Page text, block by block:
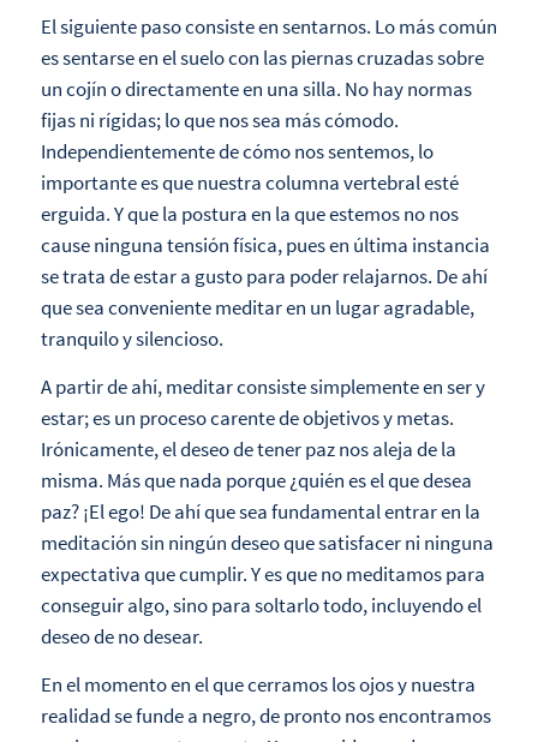
El siguiente paso consiste en sentarnos. Lo más común
es sentarse en el suelo con las piernas cruzadas sobre
un cojín o directamente en una silla. No hay normas
fijas ni rígidas; lo que nos sea más cómodo.
Independientemente de cómo nos sentemos, lo
importante es que nuestra columna vertebral esté
erguida. Y que la postura en la que estemos no nos
cause ninguna tensión física, pues en última instancia
se trata de estar a gusto para poder relajarnos. De ahí
que sea conveniente meditar en un lugar agradable,
tranquilo y silencioso.
A partir de ahí, meditar consiste simplemente en ser y
estar; es un proceso carente de objetivos y metas.
Irónicamente, el deseo de tener paz nos aleja de la
misma. Más que nada porque ¿quién es el que desea
paz? ¡El ego! De ahí que sea fundamental entrar en la
meditación sin ningún deseo que satisfacer ni ninguna
expectativa que cumplir. Y es que no meditamos para
conseguir algo, sino para soltarlo todo, incluyendo el
deseo de no desear.
En el momento en el que cerramos los ojos y nuestra
realidad se funde a negro, de pronto nos encontramos